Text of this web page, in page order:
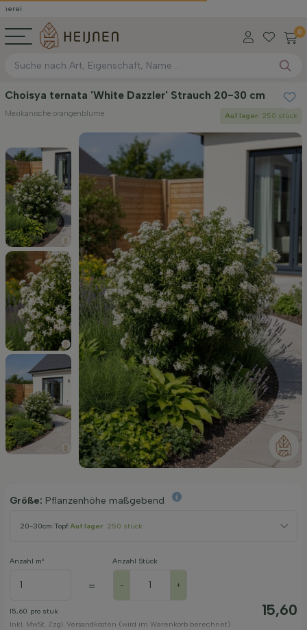
0
Choisya ternata 'White Dazzler' Strauch 20-30 cm
Mexikanische orangenblume Auf lager: 250 stück
Größe: Pflanzenhöhe maßgebend
20-30cm Topf Auf lager: 250 stück
Anzahl m²
=
Anzahl Stück
- +
15,60 pro stuk 15,60
Inkl. MwSt. Zzgl. Versandkosten (wird im Warenkorb berechnet)